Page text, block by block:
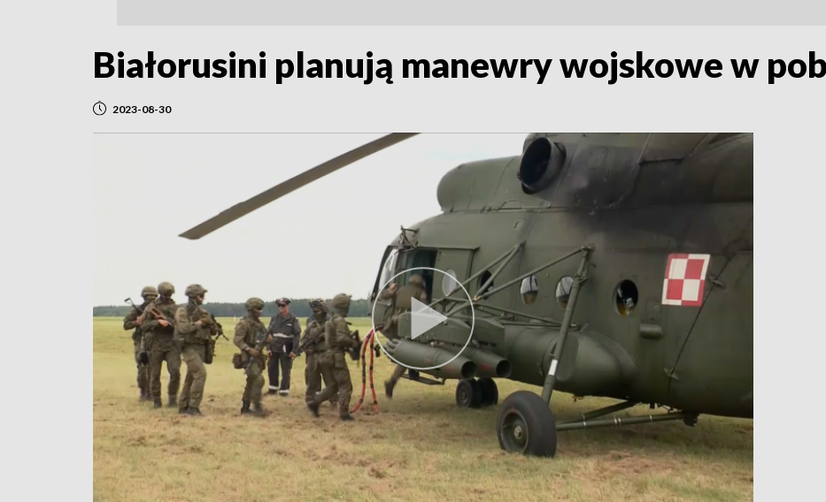
Białorusini planują manewry wojskowe w
2023-08-30